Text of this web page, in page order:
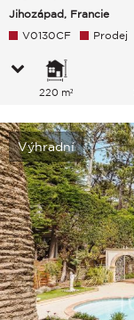
Jihozápad, Francie
V0130CF Prodej
220 m²
Výhradní